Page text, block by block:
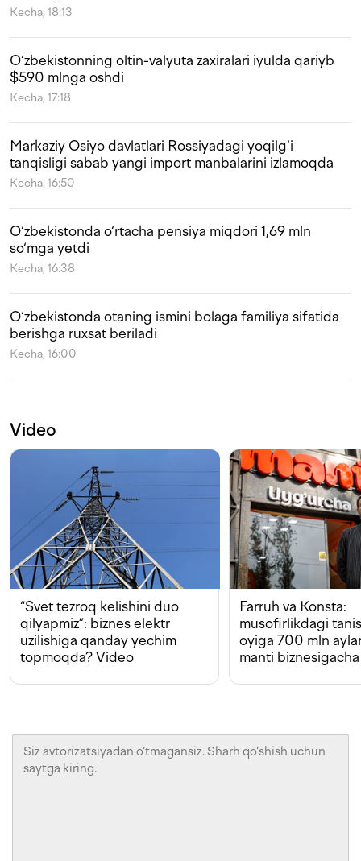
Kecha, 18:13
O‘zbekistonning oltin-valyuta zaxiralari iyulda qariyb
$590 mlnga oshdi
Kecha, 17:18
Markaziy Osiyo davlatlari Rossiyadagi yoqilg‘i
tanqisligi sabab yangi import manbalarini izlamoqda
Kecha, 16:50
O‘zbekistonda o‘rtacha pensiya miqdori 1,69 mln
so‘mga yetdi
Kecha, 16:38
O‘zbekistonda otaning ismini bolaga familiya sifatida
berishga ruxsat beriladi
Kecha, 16:00
Video
“Svet tezroq kelishini duo
qilyapmiz”: biznes elektr
uzilishiga qanday yechim
topmoqda? Video
Farruh va Konsta:
musofirlikdagi
oyiga 700 mln
manti biznesigacha